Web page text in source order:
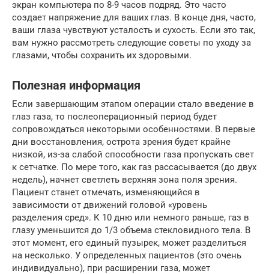
экран компьютера по 8-9 часов подряд. Это часто
создает напряжение для ваших глаз. В конце дня, часто,
ваши глаза чувствуют усталость и сухость. Если это так,
вам нужно рассмотреть следующие советы по уходу за
глазами, чтобы сохранить их здоровыми.
Полезная информация
Если завершающим этапом операции стало введение в
глаз газа, то послеоперационный период будет
сопровождаться некоторыми особенностями. В первые
дни восстановления, острота зрения будет крайне
низкой, из-за слабой способности газа пропускать свет
к сетчатке. По мере того, как газ рассасывается (до двух
недель), начнет светлеть верхняя зона поля зрения.
Пациент станет отмечать, изменяющийся в
зависимости от движений головой «уровень
разделения сред». К 10 дню или немного раньше, газ в
глазу уменьшится до 1/3 объема стекловидного тела. В
этот момент, его единый пузырек, может разделиться
на несколько. У определенных пациентов (это очень
индивидуально), при расширении газа, может